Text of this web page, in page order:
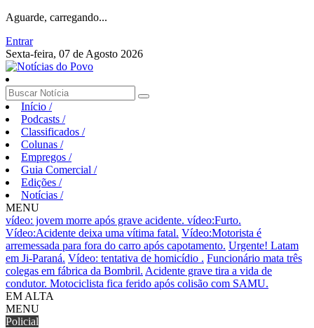
Aguarde, carregando...
Entrar
Sexta-feira, 07 de Agosto 2026
Início /
Podcasts /
Classificados /
Colunas /
Empregos /
Guia Comercial /
Edições /
Notícias /
MENU
vídeo: jovem morre após grave acidente. vídeo:Furto.
Vídeo:Acidente deixa uma vítima fatal. Vídeo:Motorista é
arremessada para fora do carro após capotamento. Urgente! Latam
em Ji-Paraná. Vídeo: tentativa de homicídio . Funcionário mata três
colegas em fábrica da Bombril. Acidente grave tira a vida de
condutor. Motociclista fica ferido após colisão com SAMU.
EM ALTA
MENU
Policial